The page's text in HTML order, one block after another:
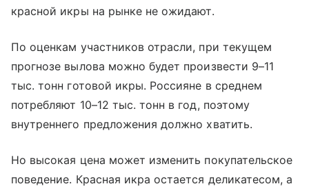
красной икры на рынке не ожидают.
По оценкам участников отрасли, при текущем
прогнозе вылова можно будет произвести 9–11
тыс. тонн готовой икры. Россияне в среднем
потребляют 10–12 тыс. тонн в год, поэтому
внутреннего предложения должно хватить.
Но высокая цена может изменить покупательское
поведение. Красная икра остается деликатесом, а